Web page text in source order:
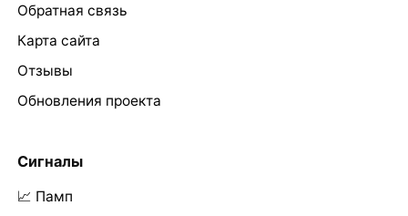
Обратная связь
Карта сайта
Отзывы
Обновления проекта
Сигналы
📈 Памп